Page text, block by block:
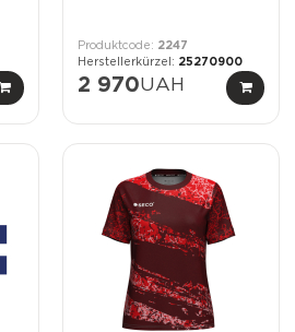
2247
25270900
2 970UAH